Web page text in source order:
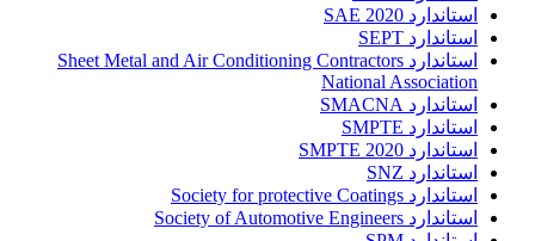
استاندارد SAE 2020
استاندارد SEPT
استاندارد Sheet Metal and Air Conditioning Contractors
National Association
استاندارد SMACNA
استاندارد SMPTE
استاندارد SMPTE 2020
استاندارد SNZ
استاندارد Society for protective Coatings
استاندارد Society of Automotive Engineers